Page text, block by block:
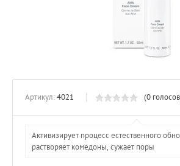
Артикул:4021 (0
Активизирует процесс естественного
растворяет комедоны, сужает поры